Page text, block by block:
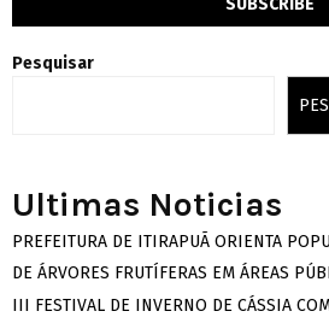
Pesquisar
Ultimas Noticias
PREFEITURA DE ITIRAPUÃ ORIENTA
DE ÁRVORES FRUTÍFERAS EM ÁREAS
III FESTIVAL DE INVERNO DE CÁSSIA